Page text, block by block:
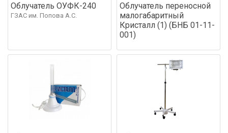
Облучатель ОУФК-240
ГЗАС им. Попова А.С.
Облучатель переносной
малогабаритный
Кристалл (1) (БНБ 01-11-
001)